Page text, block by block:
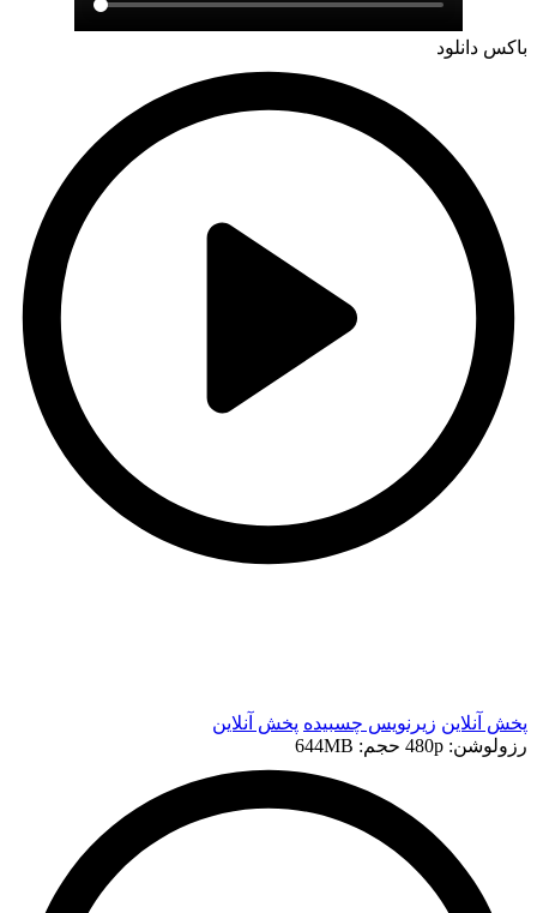
باکس دانلود
پخش آنلاین زیرنویس چسبیده پخش آنلاین
رزولوشن: 480p
حجم: 644MB